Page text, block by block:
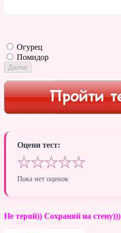
Огурец
Помидор
Оцени тест:
★★★★★
Пока нет оценок
Не теряй)) Сохраняй на стену)))